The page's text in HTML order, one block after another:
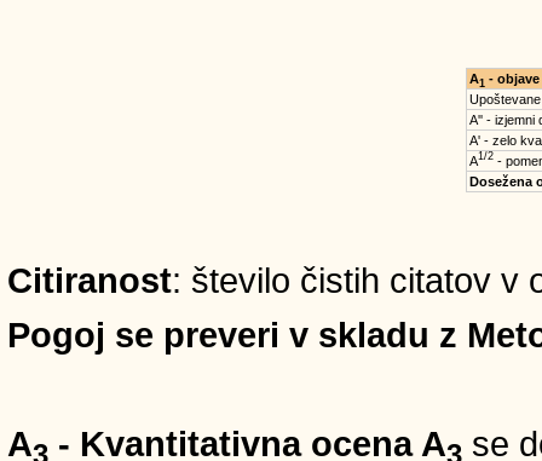
A1 - objave
A'' - izjemni
A' - zelo
A1/2-
Dosežena
Citiranost: število čistih citatov v
Pogoj se preveri v skladu z
A3 - Kvantitativna ocena A3 se